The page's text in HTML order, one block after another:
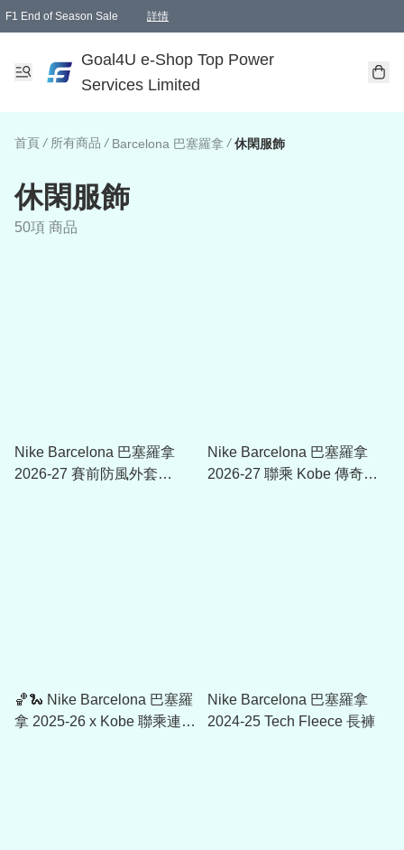
F1 End of Season Sale 詳情
Goal4U e-Shop Top Power
Services Limited
首頁 / 所有商品 / Barcelona 巴塞羅拿 / 休閑服飾
休閑服飾
50項 商品
Nike Barcelona 巴塞羅拿
2026-27 賽前防風外套
Nike Barcelona 巴塞羅拿
2026-27 聯乘 Kobe 傳奇防
🏀🐍 Nike Barcelona 巴塞羅
拿 2025-26 x Kobe 聯乘連帽
Nike Barcelona 巴塞羅拿
2024-25 Tech Fleece 長褲